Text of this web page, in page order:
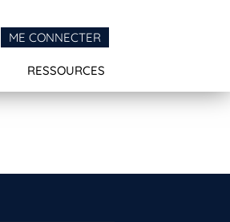
ME CONNECTER
RESSOURCES